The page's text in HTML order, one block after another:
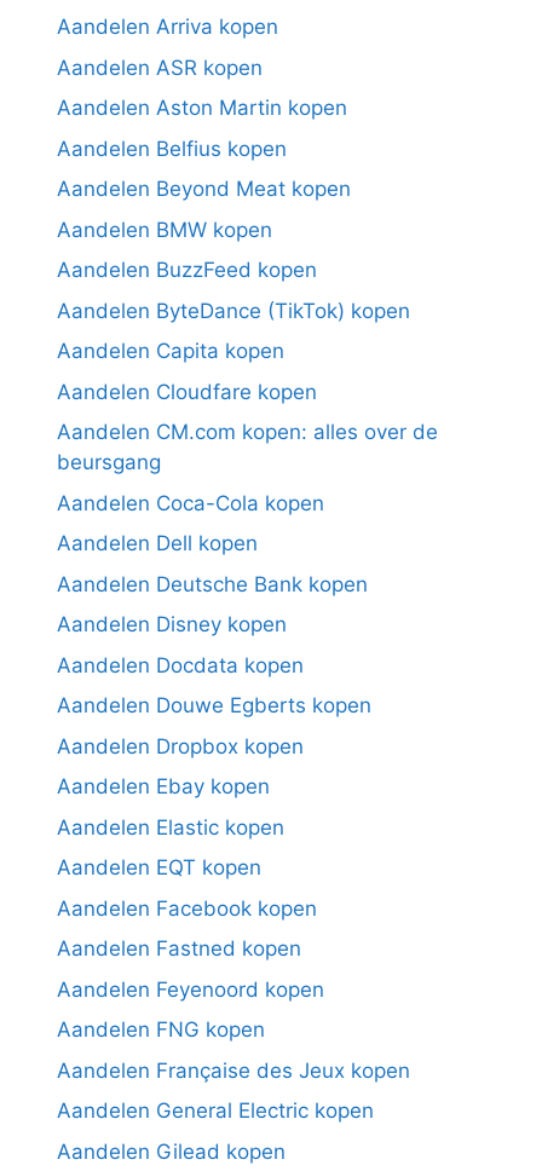
Aandelen Arriva kopen
Aandelen ASR kopen
Aandelen Aston Martin kopen
Aandelen Belfius kopen
Aandelen Beyond Meat kopen
Aandelen BMW kopen
Aandelen BuzzFeed kopen
Aandelen ByteDance (TikTok) kopen
Aandelen Capita kopen
Aandelen Cloudfare kopen
Aandelen CM.com kopen: alles over de
beursgang
Aandelen Coca-Cola kopen
Aandelen Dell kopen
Aandelen Deutsche Bank kopen
Aandelen Disney kopen
Aandelen Docdata kopen
Aandelen Douwe Egberts kopen
Aandelen Dropbox kopen
Aandelen Ebay kopen
Aandelen Elastic kopen
Aandelen EQT kopen
Aandelen Facebook kopen
Aandelen Fastned kopen
Aandelen Feyenoord kopen
Aandelen FNG kopen
Aandelen Française des Jeux kopen
Aandelen General Electric kopen
Aandelen Gilead kopen